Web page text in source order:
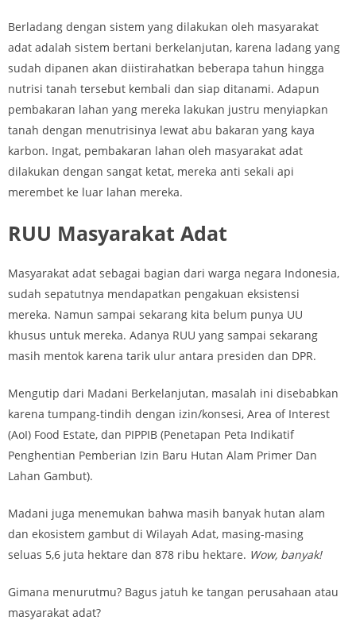
Berladang dengan sistem yang dilakukan oleh masyarakat
adat adalah sistem bertani berkelanjutan, karena ladang yang
sudah dipanen akan diistirahatkan beberapa tahun hingga
nutrisi tanah tersebut kembali dan siap ditanami. Adapun
pembakaran lahan yang mereka lakukan justru menyiapkan
tanah dengan menutrisinya lewat abu bakaran yang kaya
karbon. Ingat, pembakaran lahan oleh masyarakat adat
dilakukan dengan sangat ketat, mereka anti sekali api
merembet ke luar lahan mereka.
RUU Masyarakat Adat
Masyarakat adat sebagai bagian dari warga negara Indonesia,
sudah sepatutnya mendapatkan pengakuan eksistensi
mereka. Namun sampai sekarang kita belum punya UU
khusus untuk mereka. Adanya RUU yang sampai sekarang
masih mentok karena tarik ulur antara presiden dan DPR.
Mengutip dari Madani Berkelanjutan, masalah ini disebabkan
karena tumpang-tindih dengan izin/konsesi, Area of Interest
(AoI) Food Estate, dan PIPPIB (Penetapan Peta Indikatif
Penghentian Pemberian Izin Baru Hutan Alam Primer Dan
Lahan Gambut).
Madani juga menemukan bahwa masih banyak hutan alam
dan ekosistem gambut di Wilayah Adat, masing-masing
seluas 5,6 juta hektare dan 878 ribu hektare. Wow, banyak!
Gimana menurutmu? Bagus jatuh ke tangan perusahaan atau
masyarakat adat?